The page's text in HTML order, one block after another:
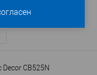
/ м.п.
Decor CB525N